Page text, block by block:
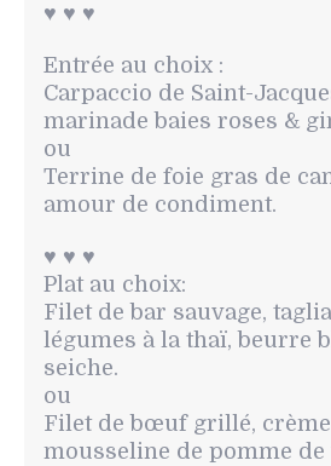
♥️ ♥️ ♥️
Entrée au choix :
Carpaccio de Saint-
marinade baies roses &
ou
Terrine de foie gras de
amour de condiment.
♥️ ♥️ ♥️
Plat au choix:
Filet de bar sauvage,
légumes à la thaï, beurre
seiche.
ou
Filet de bœuf grillé, crème
mousseline de pomme